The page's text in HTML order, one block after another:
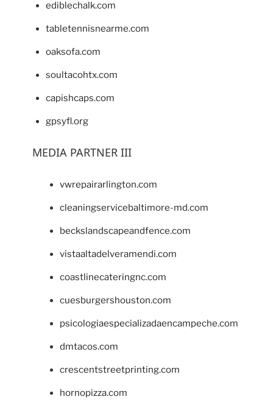
ediblechalk.com
tabletennisnearme.com
oaksofa.com
soultacohtx.com
capishcaps.com
gpsyfl.org
MEDIA PARTNER III
vwrepairarlington.com
cleaningservicebaltimore-md.com
beckslandscapeandfence.com
vistaaltadelveramendi.com
coastlinecateringnc.com
cuesburgershouston.com
psicologiaespecializadaencampeche.com
dmtacos.com
crescentstreetprinting.com
hornopizza.com